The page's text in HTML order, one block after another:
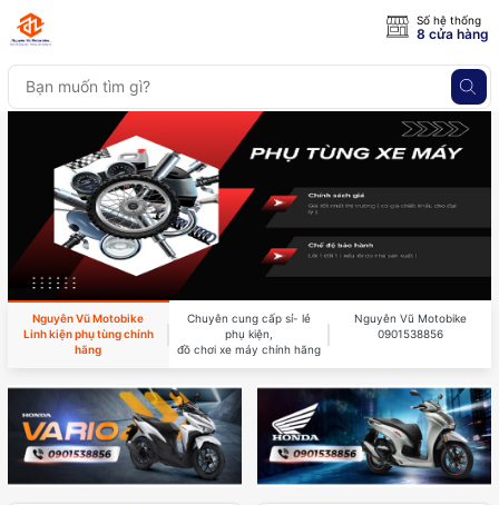
Số hệ thống
8 cửa hàng
Nguyên Vũ Motobike
Linh kiện phụ tùng chính
hãng
Chuyên cung cấp sỉ- lẻ
phụ kiện,
đồ chơi xe máy chính hãng
Nguyên Vũ Motobike
0901538856